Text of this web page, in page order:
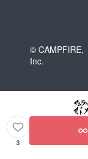
© CAMPFIRE,
Inc.
3